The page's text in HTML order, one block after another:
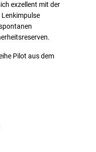
exzellent mit der
Pilot aus dem